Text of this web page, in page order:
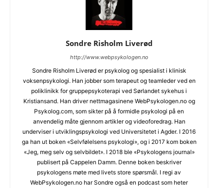
Sondre Risholm Liverød
http://www.webpsykologen.no
Sondre Risholm Liverød er psykolog og spesialist i klinisk
voksenpsykologi. Han jobber som terapeut og teamleder ved en
poliklinikk for gruppepsykoterapi ved Sørlandet sykehus i
Kristiansand. Han driver nettmagasinene WebPsykologen.no og
Psykolog.com, som sikter på å formidle psykologi på en
anvendelig måte gjennom artikler og videoforedrag. Han
underviser i utviklingspsykologi ved Universitetet i Agder. I 2016
ga han ut boken «Selvfølelsens psykologi», og i 2017 kom boken
«Jeg, meg selv og selvbildet». I 2018 ble «Psykologens journal»
publisert på Cappelen Damm. Denne boken beskriver
psykologens møte med livets store spørsmål. I regi av
WebPsykologen.no har Sondre også en podcast som heter